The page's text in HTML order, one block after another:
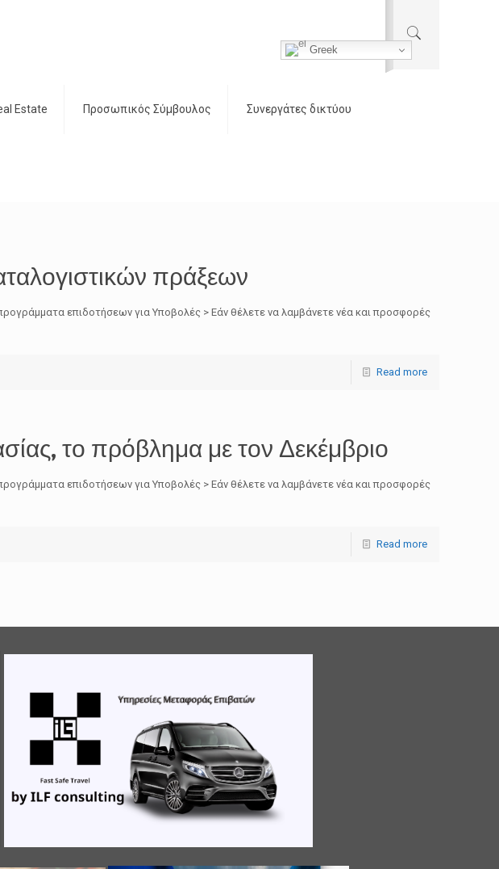
Estate Προσωπικός Σύμβουλος Συνεργάτες δικτύου
πράξεων
επιδοτήσεων για Υποβολές > Εάν θέλετε να λαμβάνετε νέα και προσφορές
Read more
το πρόβλημα με τον Δεκέμβριο
επιδοτήσεων για Υποβολές > Εάν θέλετε να λαμβάνετε νέα και προσφορές
Read more
Greek